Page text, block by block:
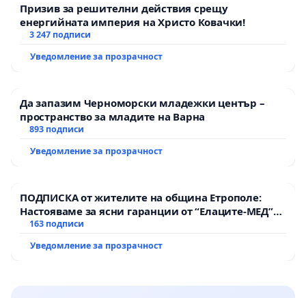
Призив за решителни действия срещу
енергийната империя на Христо Ковачки!
3 247 подписи
Уведомление за прозрачност
Да запазим Черноморски младежки център –
пространство за младите на Варна
893 подписи
Уведомление за прозрачност
ПОДПИСКА от жителите на община Етрополе:
Настояваме за ясни гаранции от “Елаците-МЕД”
АД и от държавата, че ще се изпълнят всички
163 подписи
Уведомление за прозрачност